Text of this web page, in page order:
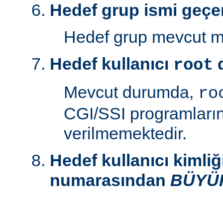
Hedef grup ismi
Hedef grup mevcut
Hedef kullanıcı root
Mevcut durumda,
CGI/SSI
verilmemektedir.
Hedef kullanıcı
numarasından